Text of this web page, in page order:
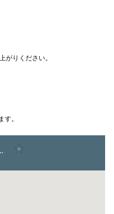
がりください。
。